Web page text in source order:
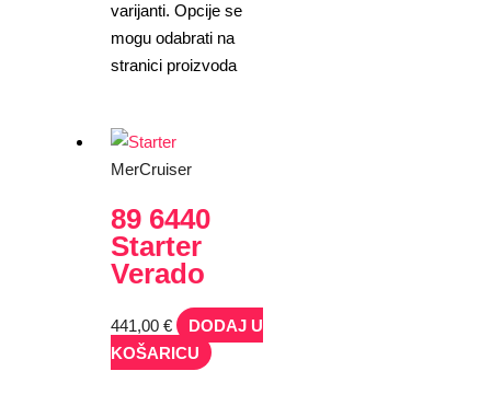
varijanti. Opcije se
mogu odabrati na
stranici proizvoda
MerCruiser
89 6440
Starter
Verado
441,00€
DODAJ U
KOŠARICU